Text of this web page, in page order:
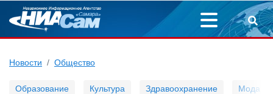
Новости Общество
Образование Культура Здравоохранение Мода